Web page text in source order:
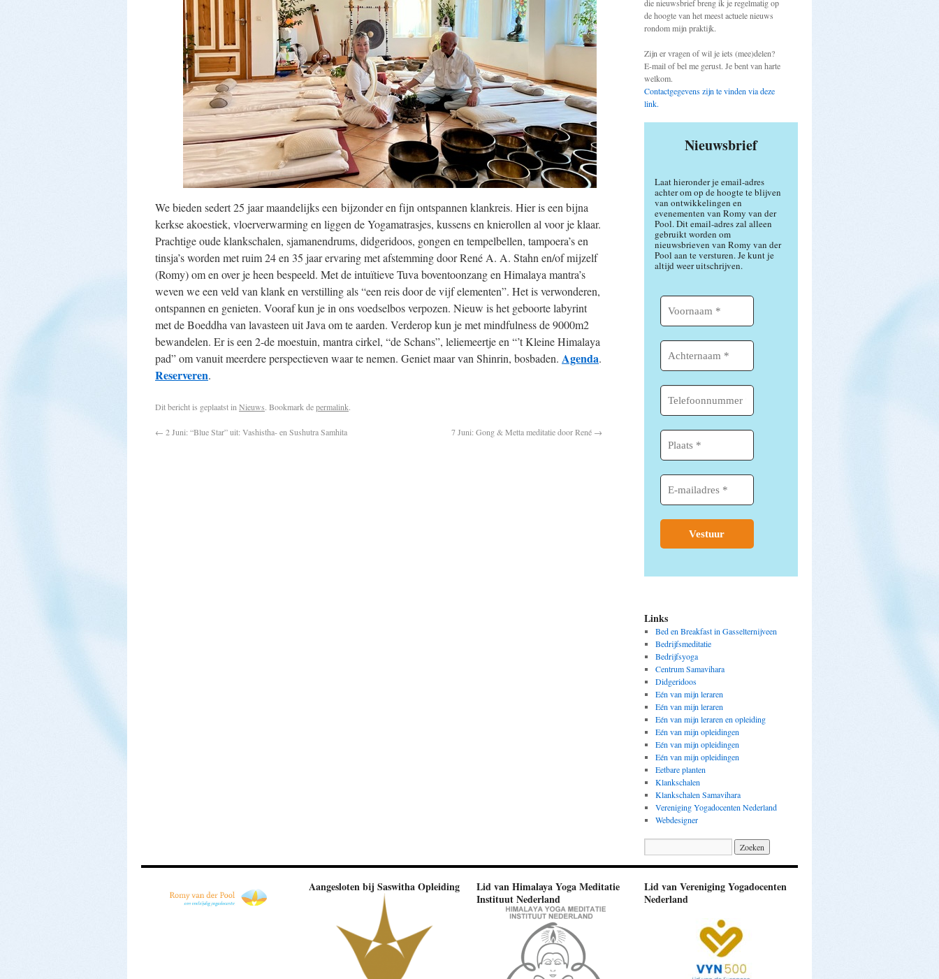
We bieden sedert 25 jaar maandelijks een bijzonder en fijn ontspannen klankreis. Hier is een bijna
kerkse akoestiek, vloerverwarming en liggen de Yogamatrasjes, kussens en knierollen al voor je klaar.
Prachtige oude klankschalen, sjamanendrums, didgeridoos, gongen en tempelbellen, tampoera’s en
tinsja’s worden met ruim 24 en 35 jaar ervaring met afstemming door René A. A. Stahn en/of mijzelf
(Romy) om en over je heen bespeeld. Met de intuïtieve Tuva boventoonzang en Himalaya mantra’s
weven we een veld van klank en verstilling als “een reis door de vijf elementen”. Het is verwonderen,
ontspannen en genieten. Vooraf kun je in ons voedselbos verpozen. Nieuw is het geboorte labyrint
met de Boeddha van lavasteen uit Java om te aarden. Verderop kun je met mindfulness de 9000m2
bewandelen. Er is een 2-de moestuin, mantra cirkel, “de Schans”, leliemeertje en “’t Kleine Himalaya
pad” om vanuit meerdere perspectieven waar te nemen. Geniet maar van Shinrin, bosbaden. Agenda.
Reserveren.
Dit bericht is geplaatst in Nieuws. Bookmark depermalink.
← 2 Juni: “Blue Star” uit: Vashistha- en Sushutra Samhita 7 Juni: Gong & Metta meditatie door René →
die nieuwsbrief breng ik je regelmatig op
de hoogte van het meest actuele nieuws
rondom mijn praktijk.
Zijn er vragen of wil je iets (mee)delen?
E-mail of bel me gerust. Je bent van harte
welkom.
Contactgegevens zijn te vinden via deze
link.
Nieuwsbrief
Laat hieronder je email-adres
achter om op de hoogte te blijven
van ontwikkelingen en
evenementen van Romy van der
Pool. Dit email-adres zal alleen
gebruikt worden om
nieuwsbrieven van Romy van der
Pool aan te versturen. Je kunt je
altijd weer uitschrijven.
Links
Bed en Breakfast in Gasselternijveen
Bedrijfsmeditatie
Bedrijfsyoga
Centrum Samavihara
Didgeridoos
Eén van mijn leraren
Eén van mijn leraren
Eén van mijn leraren en opleiding
Eén van mijn opleidingen
Eén van mijn opleidingen
Eén van mijn opleidingen
Eetbare planten
Klankschalen
Klankschalen Samavihara
Vereniging Yogadocenten Nederland
Webdesigner
Aangesloten bij Saswitha Opleiding
Lid van Himalaya Yoga Meditatie
Instituut Nederland
Lid van Vereniging Yogadocenten
Nederland